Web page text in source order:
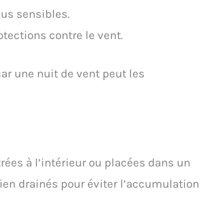
sensibles.
contre le vent.
une nuit de vent peut les
à l’intérieur ou placées dans un
drainés pour éviter l’accumulation